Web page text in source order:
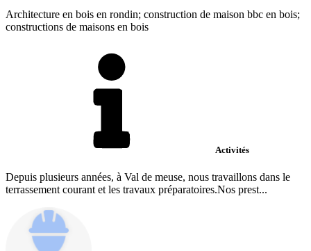
Architecture en bois en rondin; construction de maison bbc en bois;
constructions de maisons en bois
Activités
Depuis plusieurs années, à Val de meuse, nous travaillons dans le
terrassement courant et les travaux préparatoires.Nos prest...